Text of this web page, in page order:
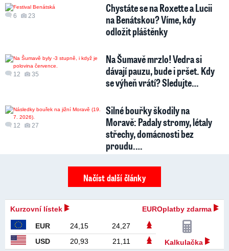
6 23
Chystáte se na Roxette a Lucii
na Benátskou? Víme, kdy
odložit pláštěnky
12 35
Na Šumavě mrzlo! Vedra si
dávají pauzu, bude i pršet. Kdy
se výheň vrátí? Sledujte…
12 27
Silné bouřky škodily na
Moravě: Padaly stromy, létaly
střechy, domácnosti bez
proudu.…
Načíst další články
Kurzovní lístek EUROplatby zdarma
EUR 24,15
24,27
USD
20,93 21,11 Kalkulačka